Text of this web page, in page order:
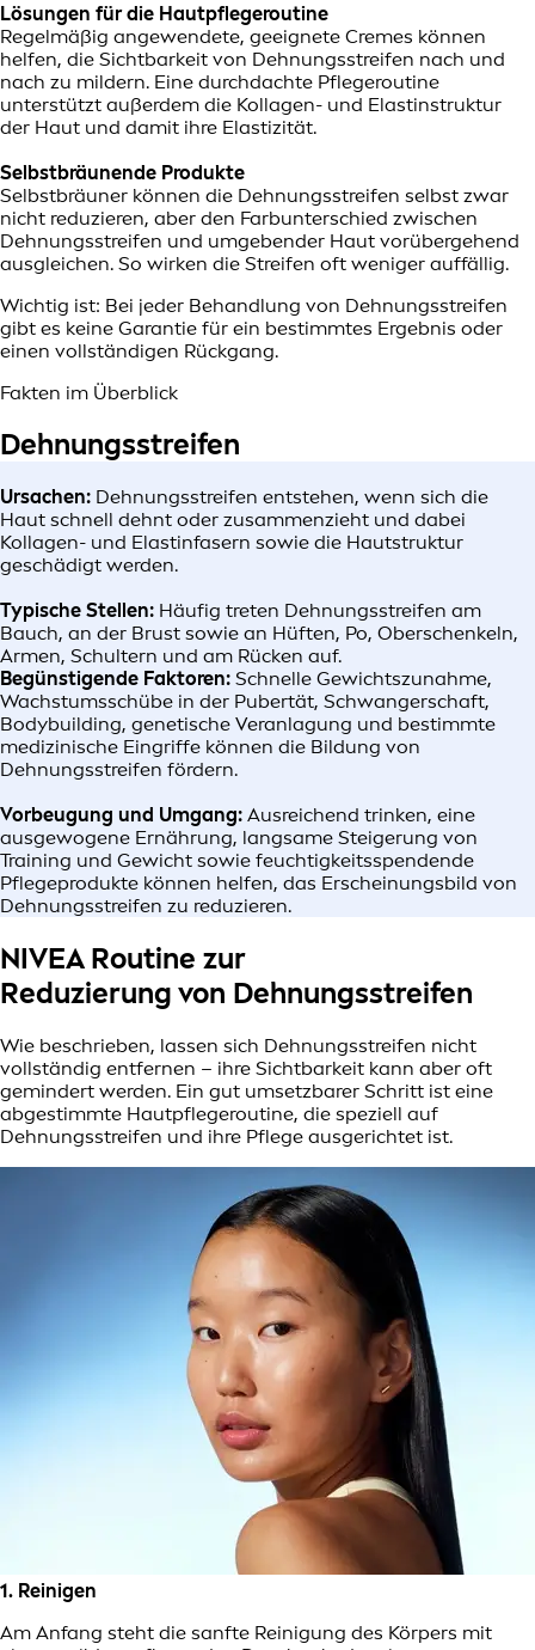
Lösungen für die Hautpflegeroutine
Regelmäßig angewendete, geeignete Cremes können
helfen, die Sichtbarkeit von Dehnungsstreifen nach und
nach zu mildern. Eine durchdachte Pflegeroutine
unterstützt außerdem die Kollagen- und Elastinstruktur
der Haut und damit ihre Elastizität.
Selbstbräunende Produkte
Selbstbräuner können die Dehnungsstreifen selbst zwar
nicht reduzieren, aber den Farbunterschied zwischen
Dehnungsstreifen und umgebender Haut vorübergehend
ausgleichen. So wirken die Streifen oft weniger auffällig.
Wichtig ist: Bei jeder Behandlung von Dehnungsstreifen
gibt es keine Garantie für ein bestimmtes Ergebnis oder
einen vollständigen Rückgang.
Fakten im Überblick
Dehnungsstreifen
Ursachen: Dehnungsstreifen entstehen, wenn sich die
Haut schnell dehnt oder zusammenzieht und dabei
Kollagen- und Elastinfasern sowie die Hautstruktur
geschädigt werden.
Typische Stellen: Häufig treten Dehnungsstreifen am
Bauch, an der Brust sowie an Hüften, Po, Oberschenkeln,
Armen, Schultern und am Rücken auf.
Begünstigende Faktoren: Schnelle Gewichtszunahme,
Wachstumsschübe in der Pubertät, Schwangerschaft,
Bodybuilding, genetische Veranlagung und bestimmte
medizinische Eingriffe können die Bildung von
Dehnungsstreifen fördern.
Vorbeugung und Umgang: Ausreichend trinken, eine
ausgewogene Ernährung, langsame Steigerung von
Training und Gewicht sowie feuchtigkeitsspendende
Pflegeprodukte können helfen, das Erscheinungsbild von
Dehnungsstreifen zu reduzieren.
NIVEA Routine zur
Reduzierung von Dehnungsstreifen
Wie beschrieben, lassen sich Dehnungsstreifen nicht
vollständig entfernen – ihre Sichtbarkeit kann aber oft
gemindert werden. Ein gut umsetzbarer Schritt ist eine
abgestimmte Hautpflegeroutine, die speziell auf
Dehnungsstreifen und ihre Pflege ausgerichtet ist.
1. Reinigen
Am Anfang steht die sanfte Reinigung des Körpers mit